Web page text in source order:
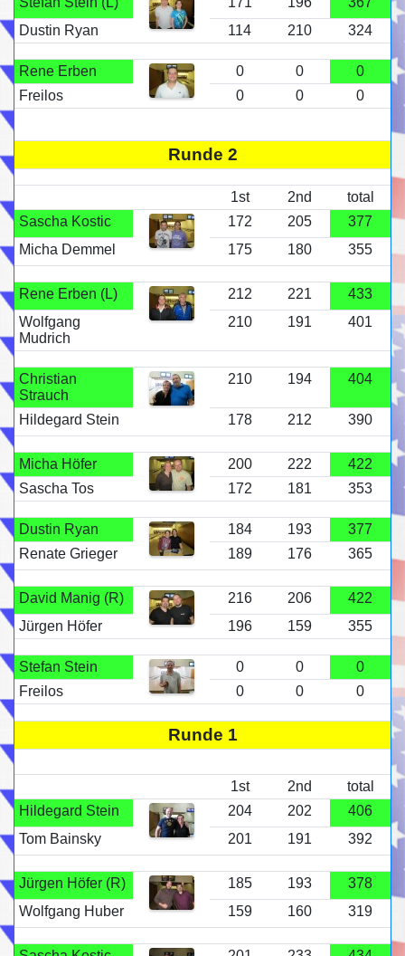
Dustin Ryan
114 210 324
Rene Erben 0 0
0
Freilos
0 0 0
Runde 2
1st 2nd
total
Sascha Kostic
172 205
377
Micha Demmel
175 180 355
Rene Erben (L) 212 221
433
Wolfgang
Mudrich
210 191 401
Christian
Strauch
210 194 404
Hildegard Stein 178 212 390
Micha Höfer 200 222
422
Sascha Tos
172 181 353
Dustin Ryan 184 193
377
Renate Grieger
189 176 365
David Manig (R) 216 206
422
Jürgen Höfer
196 159 355
Stefan Stein 0 0
0
Freilos
0 0 0
Runde 1
1st 2nd
total
Hildegard Stein
204 202
406
Tom Bainsky
201 191 392
Jürgen Höfer (R) 185 193
378
Wolfgang Huber
159 160 319